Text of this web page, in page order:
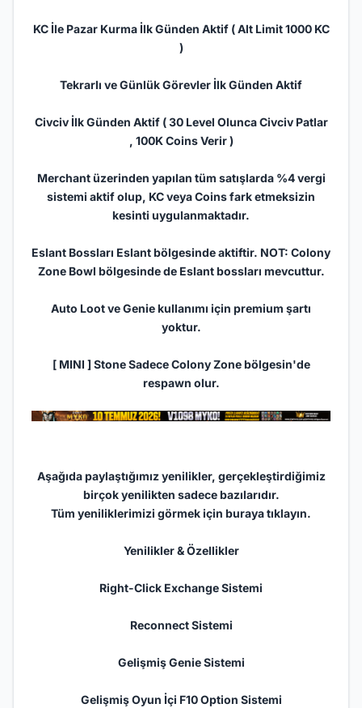
KC İle Pazar Kurma İlk Günden Aktif ( Alt Limit 1000 KC
)
Tekrarlı ve Günlük Görevler İlk Günden Aktif
Civciv İlk Günden Aktif ( 30 Level Olunca Civciv Patlar
, 100K Coins Verir )
Merchant üzerinden yapılan tüm satışlarda %4 vergi
sistemi aktif olup, KC veya Coins fark etmeksizin
kesinti uygulanmaktadır.
Eslant Bossları Eslant bölgesinde aktiftir. NOT: Colony
Zone Bowl bölgesinde de Eslant bossları mevcuttur.
Auto Loot ve Genie kullanımı için premium şartı
yoktur.
[ MINI ] Stone Sadece Colony Zone bölgesin'de
respawn olur.
Aşağıda paylaştığımız yenilikler, gerçekleştirdiğimiz
birçok yenilikten sadece bazılarıdır.
Tüm yeniliklerimizi görmek için buraya tıklayın.
Yenilikler & Özellikler
Right-Click Exchange Sistemi
Reconnect Sistemi
Gelişmiş Genie Sistemi
Gelişmiş Oyun İçi F10 Option Sistemi